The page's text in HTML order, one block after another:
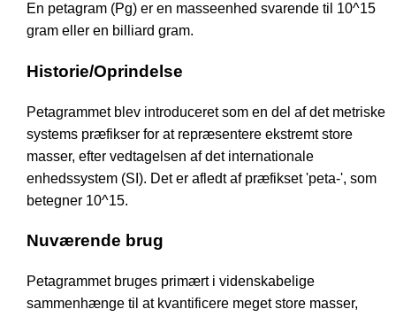
En petagram (Pg) er en masseenhed svarende til 10^15
gram eller en billiard gram.
Historie/Oprindelse
Petagrammet blev introduceret som en del af det metriske
systems præfikser for at repræsentere ekstremt store
masser, efter vedtagelsen af det internationale
enhedssystem (SI). Det er afledt af præfikset 'peta-', som
betegner 10^15.
Nuværende brug
Petagrammet bruges primært i videnskabelige
sammenhænge til at kvantificere meget store masser,